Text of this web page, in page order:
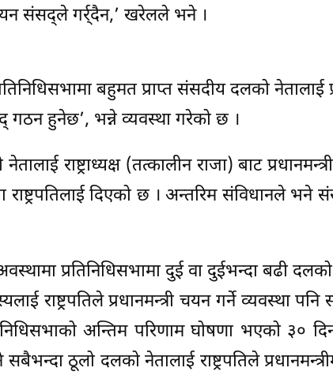
संसद्ले गर्र्दैन,’ खरेलले भने ।
बहुमत प्राप्त संसदीय दलको नेतालाई
गठन हुनेछ’, भन्ने व्यवस्था गरेको छ ।
राष्ट्राध्यक्ष (तत्कालीन राजा) बाट
दिएको छ । अन्तरिम संविधानले भने
प्रतिनिधिसभामा दुई वा दुईभन्दा बढी
राष्ट्रपतिले प्रधानमन्त्री चयन गर्ने व्यवस्था पनि
अन्तिम परिणाम घोषणा भएको ३०
ठूलो दलको नेतालाई राष्ट्रपतिले